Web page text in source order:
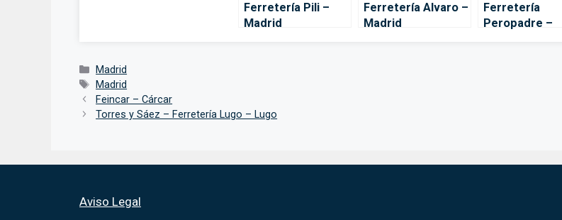
Ferretería Pili –
Madrid
Ferretería Alvaro –
Madrid
Ferretería
Peropadre –
Categorías
Madrid
Etiquetas
Madrid
Feincar – Cárcar
Torres y Sáez – Ferretería Lugo – Lugo
Aviso Legal